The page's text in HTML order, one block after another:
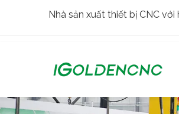
Nhà sản xuất thiết bị CNC